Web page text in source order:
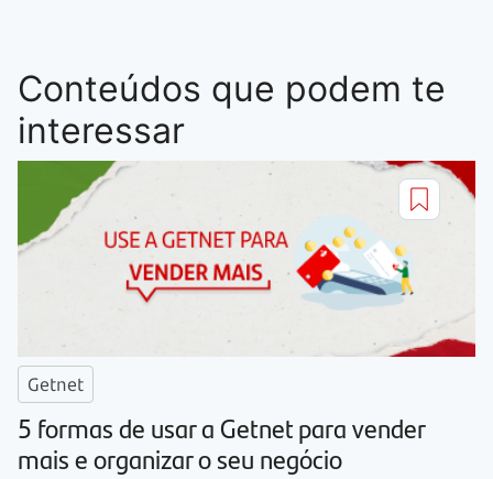
Conteúdos que podem te
interessar
Getnet
5 formas de usar a Getnet para vender
mais e organizar o seu negócio